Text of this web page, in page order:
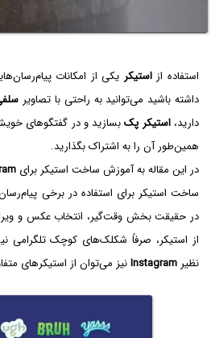
استفاده ازاستیکر یکی از امکانات
داشته باشید می‌توانید به راحتی با تصاویر
دارید،استیکر پکبسازید و در گفتگوهای
همین‌طور آن را به اشتراک بگذارید.
در این مقاله به آموزش ساخت استیکر برای
ساخت استیکر برای استفاده در برخی
در حقیقت بخش وقت‌گیر، انتخاب عکس و
از استیکر، صرفاً شکلک‌های کوچک تلگرامی
نظیر Instagramنیز می‌توان از استیکرهای